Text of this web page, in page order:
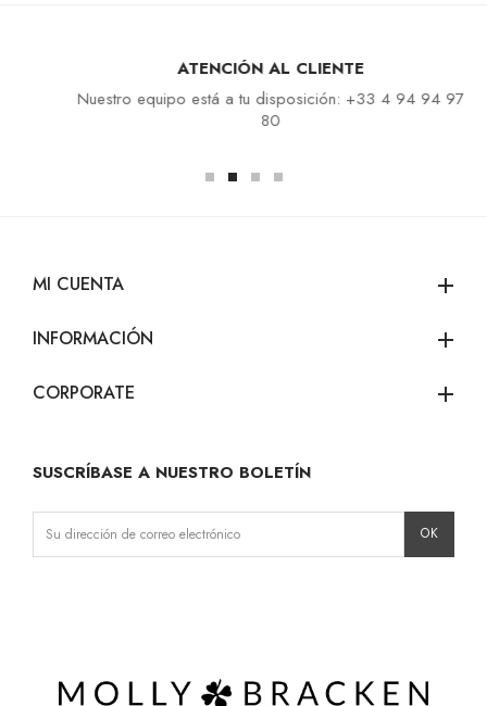
ATENCIÓN AL CLIENTE
Nuestro equipo está a tu disposición: +33 4 94 94 97
MI CUENTA add
INFORMACIÓN add
CORPORATE add
SUSCRÍBASE A NUESTRO BOLETÍN